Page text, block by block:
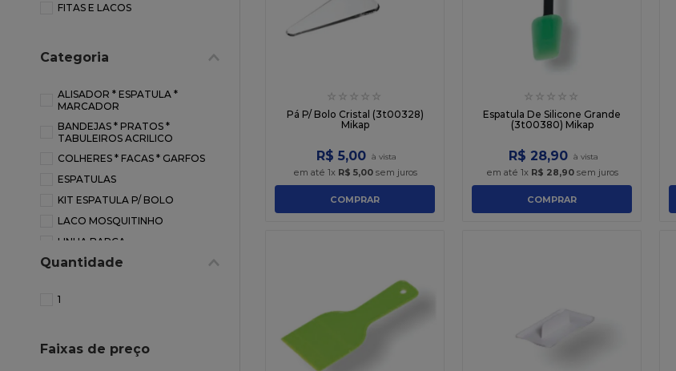
FITAS E LACOS
Categoria
ALISADOR * ESPATULA *
MARCADOR
BANDEJAS * PRATOS *
TABULEIROS ACRILICO
COLHERES * FACAS * GARFOS
ESPATULAS
KIT ESPATULA P/ BOLO
LACO MOSQUITINHO
LINHA BARCA
PRATOS * BANDEJAS * CAKEB
SALADEIRA
TACAS/VASOS ACRILICOS
Quantidade
1
Faixas de preço
☆ ☆ ☆ ☆ ☆
Pá P/ Bolo Cristal (3t00328)
Mikap
R$ 5,00
em até 1x R$ 5,00sem juros
COMPRAR
☆ ☆ ☆ ☆ ☆
Espatula De Silicone Grande
(3t00380) Mikap
R$ 28,90
em até 1x R$ 28,90sem juros
COMPRAR